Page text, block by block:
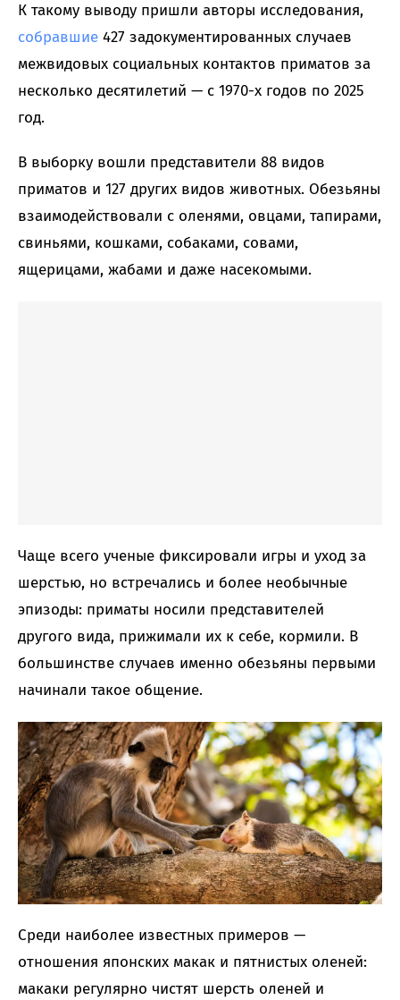
К такому выводу пришли авторы исследования,
собравшие 427 задокументированных случаев
межвидовых социальных контактов приматов за
несколько десятилетий — с 1970-х годов по 2025
год.
В выборку вошли представители 88 видов
приматов и 127 других видов животных. Обезьяны
взаимодействовали с оленями, овцами, тапирами,
свиньями, кошками, собаками, совами,
ящерицами, жабами и даже насекомыми.
Чаще всего ученые фиксировали игры и уход за
шерстью, но встречались и более необычные
эпизоды: приматы носили представителей
другого вида, прижимали их к себе, кормили. В
большинстве случаев именно обезьяны первыми
начинали такое общение.
Среди наиболее известных примеров —
отношения японских макак и пятнистых оленей:
макаки регулярно чистят шерсть оленей и